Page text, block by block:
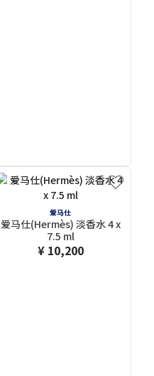
爱马仕
爱马仕(Hermès) 淡香水 4 x
7.5 ml
¥ 10,200